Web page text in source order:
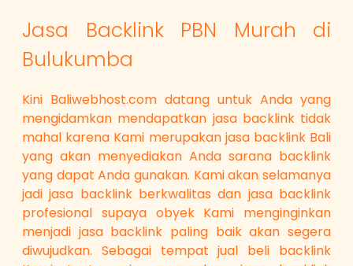
Jasa Backlink PBN Murah di
Bulukumba
Kini Baliwebhost.com datang untuk Anda yang
mengidamkan mendapatkan jasa backlink tidak
mahal karena Kami merupakan jasa backlink Bali
yang akan menyediakan Anda sarana backlink
yang dapat Anda gunakan. Kami akan selamanya
jadi jasa backlink berkwalitas dan jasa backlink
profesional supaya obyek Kami menginginkan
menjadi jasa backlink paling baik akan segera
diwujudkan. Sebagai tempat jual beli backlink